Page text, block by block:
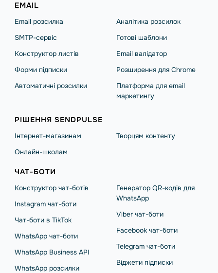
EMAIL
Email розсилка
SMTP-сервіс
Конструктор листів
Форми підписки
Автоматичні розсилки
Аналітика розсилок
Готові шаблони
Email валідатор
Розширення для Chrome
Платформа для email
маркетингу
РІШЕННЯ SENDPULSE
Інтернет-магазинам
Онлайн-школам
Творцям контенту
ЧАТ-БОТИ
Конструктор чат-ботів
Instagram чат-боти
Чат-боти в TikTok
WhatsApp чат-боти
WhatsApp Business API
WhatsApp розсилки
Генератор QR-кодів для
WhatsApp
Viber чат-боти
Facebook чат-боти
Telegram чат-боти
Віджети підписки